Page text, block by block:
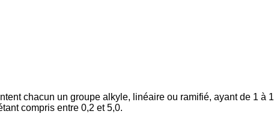
chacun un groupe alkyle, linéaire ou ramifié, ayant de 1 à
compris entre 0,2 et 5,0.